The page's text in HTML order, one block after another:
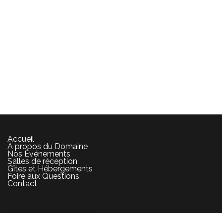
Accueil
À propos du Domaine
Nos Événements
Salles de réception
Gîtes et Hébergements
Foire aux Questions
Contact